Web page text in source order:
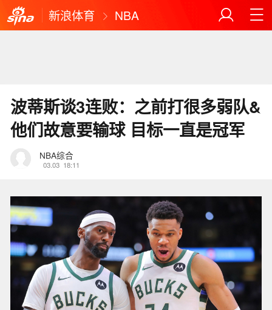
新浪体育 NBA
波蒂斯谈3连败：之前打很多弱队&
他们故意要输球 目标一直是冠军
NBA综合
03.03 18:11